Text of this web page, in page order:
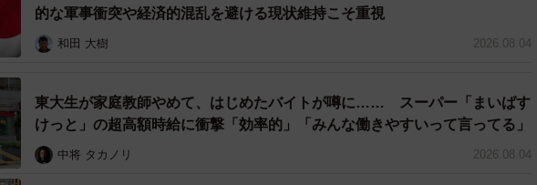
「タイミー」で発見した求人の内容や条件に困惑…（画像提供：mojaさん）
タイミー」の回答は？
今回の求人を見た印象について聞いたところ、「明らかに白タクであり、またア
的な軍事衝突や経済的混乱を避ける現状維持こそ重視
和田 大樹 2026.08.04
東大生が家庭教師やめて、はじめたバイトが噂に…… スーパー「まいばす
けっと」の超高額時給に衝撃「効率的」「みんな働きやすいって言ってる」
中将 タカノリ 2026.08.04